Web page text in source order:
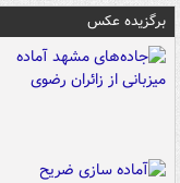
برگزیده عکس